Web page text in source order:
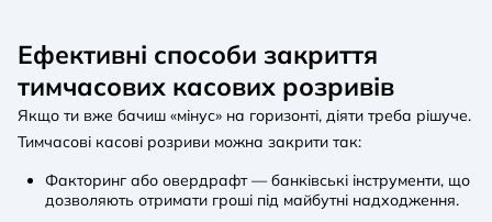
Ефективні способи закриття
тимчасових касових розривів
Якщо ти вже бачиш «мінус» на горизонті, діяти треба рішуче.
Тимчасові касові розриви можна закрити так:
Факторинг або овердрафт — банківські інструменти, що
дозволяють отримати гроші під майбутні надходження.